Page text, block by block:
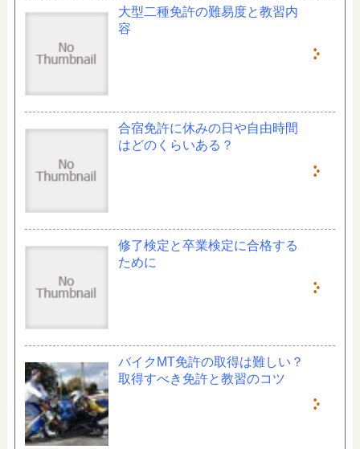
大型二種免許の難易度と教習内
容
合宿免許に休みの日や自由時間
はどのくらいある？
修了検定と卒業検定に合格する
ために
バイクMT免許の取得は難しい？
取得すべき免許と教習のコツ